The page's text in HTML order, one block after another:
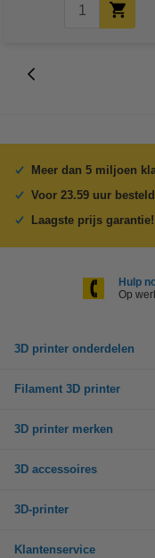
Meer dan 5 miljoen
Voor 23.59 uur
Laagste prijs garantie!
Hulp
Op
3D printer onderdelen
Filament 3D printer
3D printer merken
3D accessoires
3D-printer
Klantenservice